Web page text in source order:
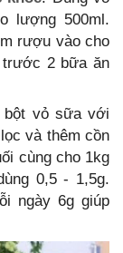
lượng 500ml.
rượu vào cho
trước 2 bữa ăn
bột vỏ sữa với
và thêm cồn
cùng cho 1kg
0,5 - 1,5g.
ngày 6g giúp